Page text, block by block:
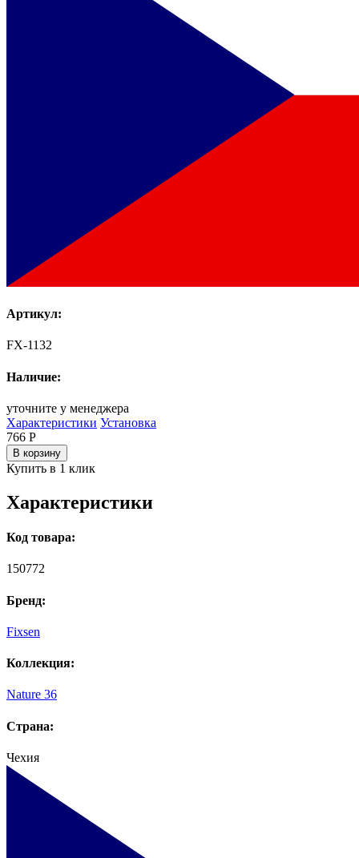
Артикул:
FX-1132
Наличие:
уточните у менеджера
Характеристики Установка
766 Р
В корзину
Купить в 1 клик
Характеристики
Код товара:
150772
Бренд:
Fixsen
Коллекция:
Nature 36
Страна:
Чехия